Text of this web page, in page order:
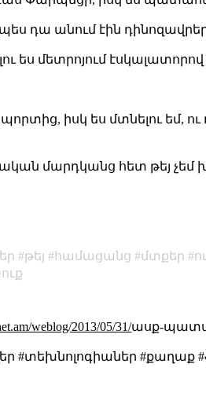
դա անում էին
մետրոյում էսկալատորով
իսկ ես մտնելու եմ, ու
մարդկանց հետ թեյ չեմ
թեյ համացանց մտքեր
weblog/2013/05/31/ասք-
#տեխնոլոգիաներ #քաղաք